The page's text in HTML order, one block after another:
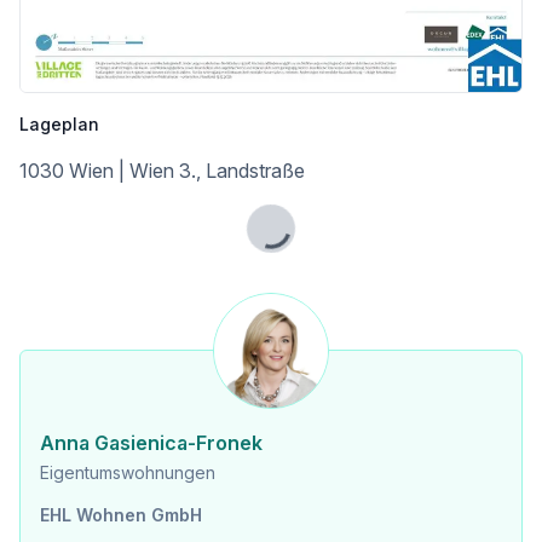
* Erdsonden in Kombination mit Wärmepumpen liefern Energie zur Raumheizung im Winter und für die Temperierung (Grundkühlung) im Sommer.
* Photovoltaikanlagen am Dach erzeugen erneuerbaren Strom.
* Fernwärmeanschluss unterstützt die Versorgung in Spitzenzeiten sowie die Warmwasserbereitung.
* Fußbodenheizung im Erdgeschoß und Bauteilaktivierung in den Obergeschoßen (über die jeweils darüberliegenden Geschoßdecke) sorgen für ein ausgeglichenes Raumklima.
So entsteht ein Zusammenspiel aus Wohnkomfort, Energieeffizienz und ökologischer Verantwortung – ein Mehrwert für Bewohner:innen.
Nähere Informationen zu den Wohnungen auch online unter:
Die ARE ist eine der größten Immobiliengesellschaften Österreichs und hat bereits einige der prägendsten Bauprojekte Wiens realisiert – darunter die Sanierung des historischen Palais Epstein am Ring sowie die markanten TrIIIple Tower am Donaukanal. Auch das VILLAGE IM DRITTEN reiht sich in diese Reihe innovativer Projekte ein.
* Otto-Preminger-Straße 16, 1030 Wien, Landstraße
Lageplan
1030 Wien | Wien 3., Landstraße
Lade...
Anna Gasienica-Fronek
Eigentumswohnungen
EHL Wohnen GmbH